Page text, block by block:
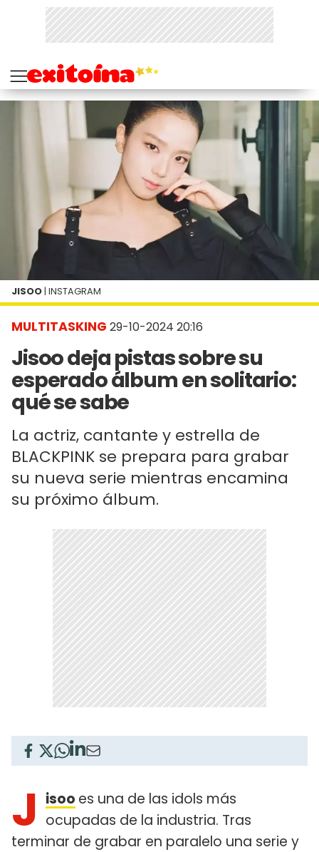
MULTITASKING 29-10-2024 20:16
Jisoo deja pistas sobre su
esperado álbum en solitario:
qué se sabe
La actriz, cantante y estrella de
BLACKPINK se prepara para grabar
su nueva serie mientras encamina
su próximo álbum.
JISOO | INSTAGRAM
J isoo es una de las idols más
ocupadas de la industria. Tras
terminar de grabar en paralelo una serie y